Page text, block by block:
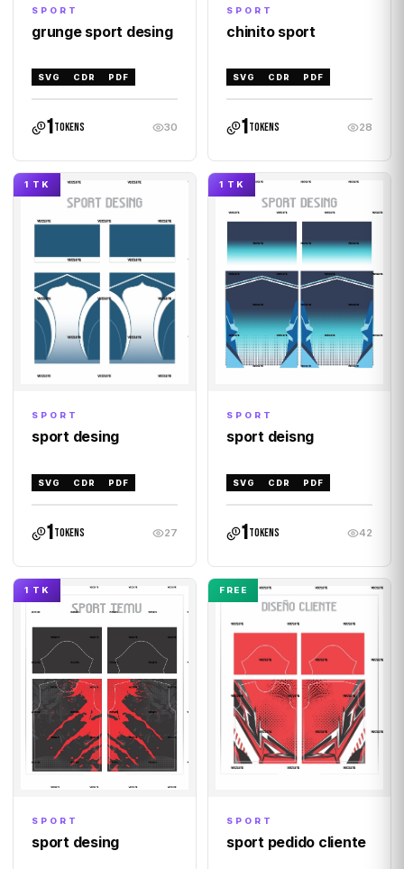
SPORT
grunge sport desing
SVG CDR PDF
1tokens 30
SPORT
chinito sport
SVG CDR PDF
1tokens 28
1 TK
SPORT
sport desing
SVG CDR PDF
1tokens 27
1 TK
SPORT
sport deisng
SVG CDR PDF
1tokens 42
1 TK
SPORT
sport desing
FREE
SPORT
sport pedido cliente